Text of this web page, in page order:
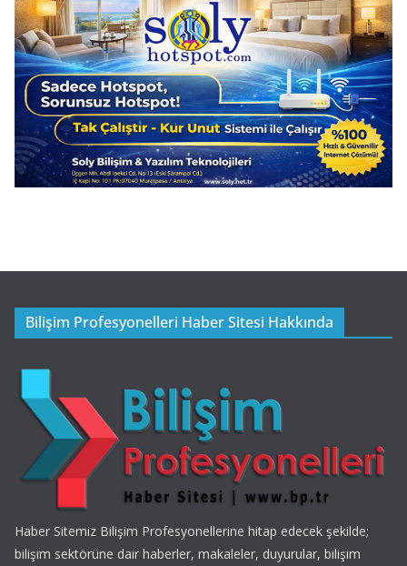
Bilişim Profesyonelleri Haber Sitesi Hakkında
Haber Sitemiz Bilişim Profesyonellerine hitap edecek şekilde;
bilişim sektörüne dair haberler, makaleler, duyurular, bilişim